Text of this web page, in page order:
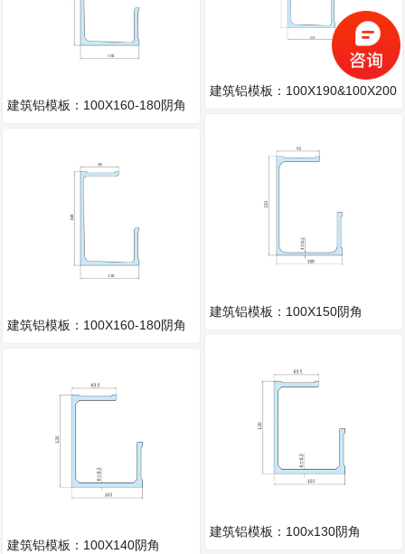
建筑铝模板：100X160-180阴角
建筑铝模板：100X160-180阴角
建筑铝模板：100X140阴角
建筑铝模板：100X190&100X200
建筑铝模板：100X150阴角
建筑铝模板：100x130阴角